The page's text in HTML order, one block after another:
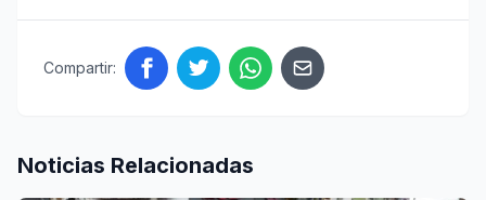
Compartir:
Noticias Relacionadas